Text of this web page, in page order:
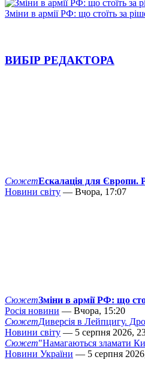
Зміни в армії РФ: що стоїть за
ВИБІР РЕДАКТОРА
СюжетЕскалація для Європи.
Новини світу — Вчора, 17:07
СюжетЗміни в армії РФ: що
Росія новини — Вчора, 15:20
СюжетДиверсія в Лейпцигу.
Новини світу — 5 серпня 2026,
Сюжет"Намагаються зламати
Новини України — 5 серпня